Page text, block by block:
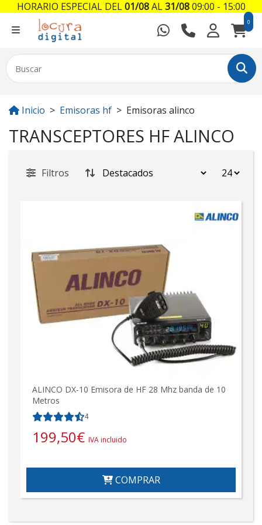
0
Inicio Emisoras hf Emisoras alinco
TRANSCEPTORES HF ALINCO
Filtros
ALINCO DX-10 Emisora de HF 28 Mhz banda de 10
Metros
4
199,50€ IVA incluido
COMPRAR
HORARIO ESPECIAL DEL01/08AL31/0809:00 - 15:00